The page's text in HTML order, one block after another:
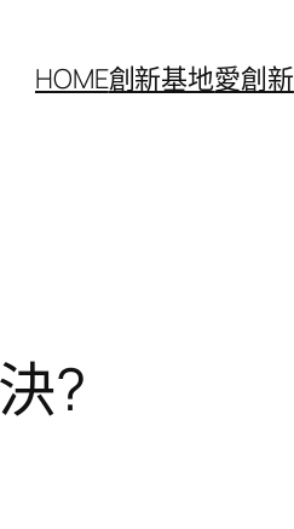
HOME創新基地愛創新
?